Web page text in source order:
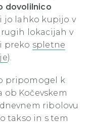
dovolilnico
jo lahko kupijo v
lokacijah v
preko spletne
).
pripomogel k
Kočevskem
ribolovu
takso in s tem